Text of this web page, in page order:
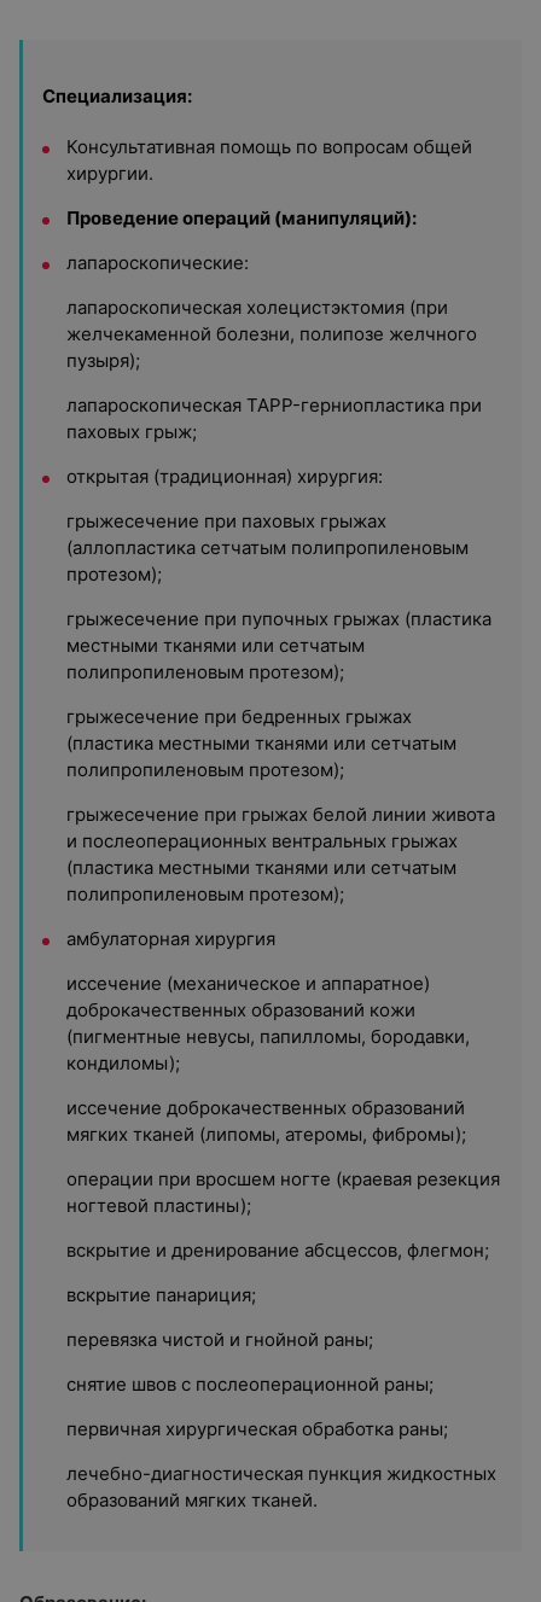
Специализация:
Консультативная помощь по вопросам общей
хирургии.
Проведение операций (манипуляций):
лапароскопические:
лапароскопическая холецистэктомия (при
желчекаменной болезни, полипозе желчного
пузыря);
лапароскопическая TAPP-герниопластика при
паховых грыж;
открытая (традиционная) хирургия:
грыжесечение при паховых грыжах
(аллопластика сетчатым полипропиленовым
протезом);
грыжесечение при пупочных грыжах (пластика
местными тканями или сетчатым
полипропиленовым протезом);
грыжесечение при бедренных грыжах
(пластика местными тканями или сетчатым
полипропиленовым протезом);
грыжесечение при грыжах белой линии живота
и послеоперационных вентральных грыжах
(пластика местными тканями или сетчатым
полипропиленовым протезом);
амбулаторная хирургия
иссечение (механическое и аппаратное)
доброкачественных образований кожи
(пигментные невусы, папилломы, бородавки,
кондиломы);
иссечение доброкачественных образований
мягких тканей (липомы, атеромы, фибромы);
операции при вросшем ногте (краевая резекция
ногтевой пластины);
вскрытие и дренирование абсцессов, флегмон;
вскрытие панариция;
перевязка чистой и гнойной раны;
снятие швов с послеоперационной раны;
первичная хирургическая обработка раны;
лечебно-диагностическая пункция жидкостных
образований мягких тканей.